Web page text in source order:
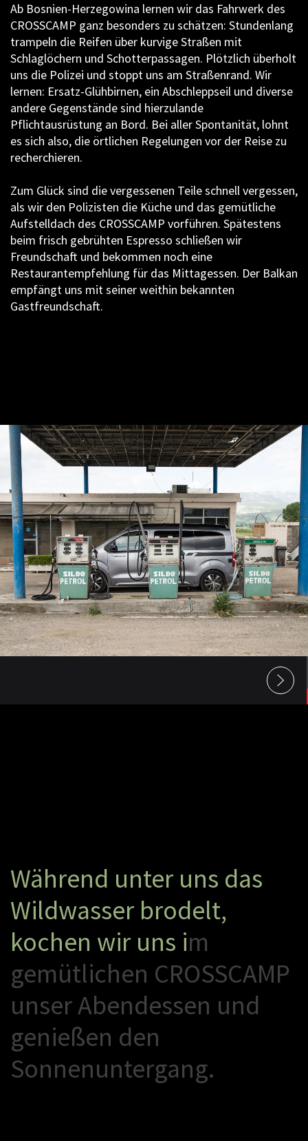
Ab Bosnien-Herzegowina lernen wir das Fahrwerk des
CROSSCAMP ganz besonders zu schätzen: Stundenlang
trampeln die Reifen über kurvige Straßen mit
Schlaglöchern und Schotterpassagen. Plötzlich überholt
uns die Polizei und stoppt uns am Straßenrand. Wir
lernen: Ersatz-Glühbirnen, ein Abschleppseil und diverse
andere Gegenstände sind hierzulande
Pflichtausrüstung an Bord. Bei aller Spontanität, lohnt
es sich also, die örtlichen Regelungen vor der Reise zu
recherchieren.
Zum Glück sind die vergessenen Teile schnell vergessen,
als wir den Polizisten die Küche und das gemütliche
Aufstelldach des CROSSCAMP vorführen. Spätestens
beim frisch gebrühten Espresso schließen wir
Freundschaft und bekommen noch eine
Restaurantempfehlung für das Mittagessen. Der Balkan
empfängt uns mit seiner weithin bekannten
Gastfreundschaft.
Während unter uns das
Wildwasser brodelt,
kochen wir uns im
gemütlichen CROSSCAMP
unserAbendessen und
genießen den
Sonnenuntergang.